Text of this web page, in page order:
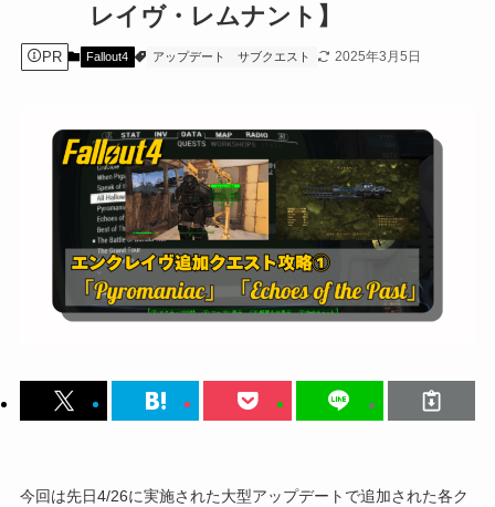
レイヴ・レムナント】
PR Fallout4 アップデート サブクエスト 2025年3月5日
今回は先日4/26に実施された大型アップデートで追加された各ク